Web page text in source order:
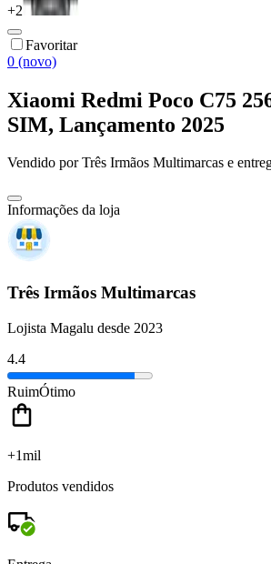
+2
Favoritar
0 (novo)
Xiaomi Redmi Poco C75
SIM, Lançamento 2025
Vendido porTrês Irmãos Multimarcas e
Informações da loja
Três Irmãos Multimarcas
Lojista Magalu desde 2023
4.4
RuimÓtimo
+1mil
Produtos vendidos